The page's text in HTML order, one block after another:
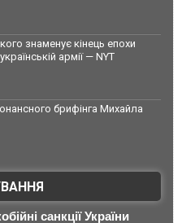
знаменує кінець епохи
армії — NYT
брифінга Михайла
санкції України